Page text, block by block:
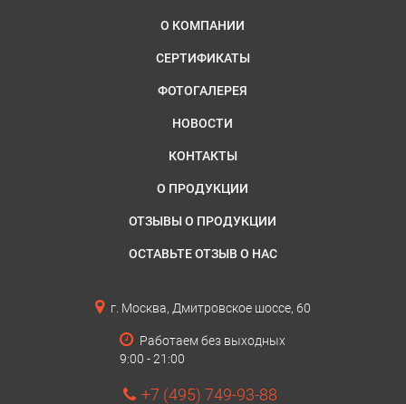
О КОМПАНИИ
СЕРТИФИКАТЫ
ФОТОГАЛЕРЕЯ
НОВОСТИ
КОНТАКТЫ
О ПРОДУКЦИИ
ОТЗЫВЫ О ПРОДУКЦИИ
ОСТАВЬТЕ ОТЗЫВ О НАС
г. Москва, Дмитровское шоссе, 60
Работаем без выходных
9:00 - 21:00
+7 (495) 749-93-88